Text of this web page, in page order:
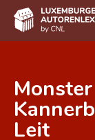
DE FR
Home
Leit